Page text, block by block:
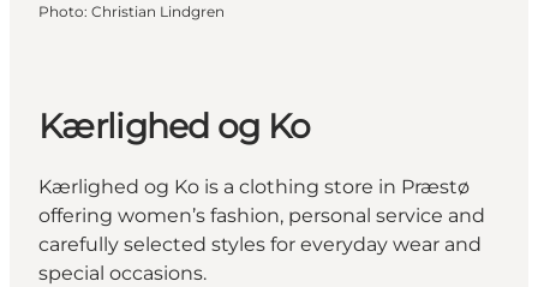
Photo: Christian Lindgren
Kærlighed og Ko
Kærlighed og Ko is a clothing store in Præstø
offering women’s fashion, personal service and
carefully selected styles for everyday wear and
special occasions.